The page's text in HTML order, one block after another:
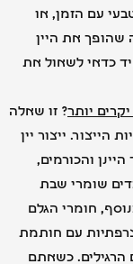
הזמן, או
את היין
לשאול את
? זו שאלה
ייצור יין
שבת
הגלם
עם חותמת
כשאתם